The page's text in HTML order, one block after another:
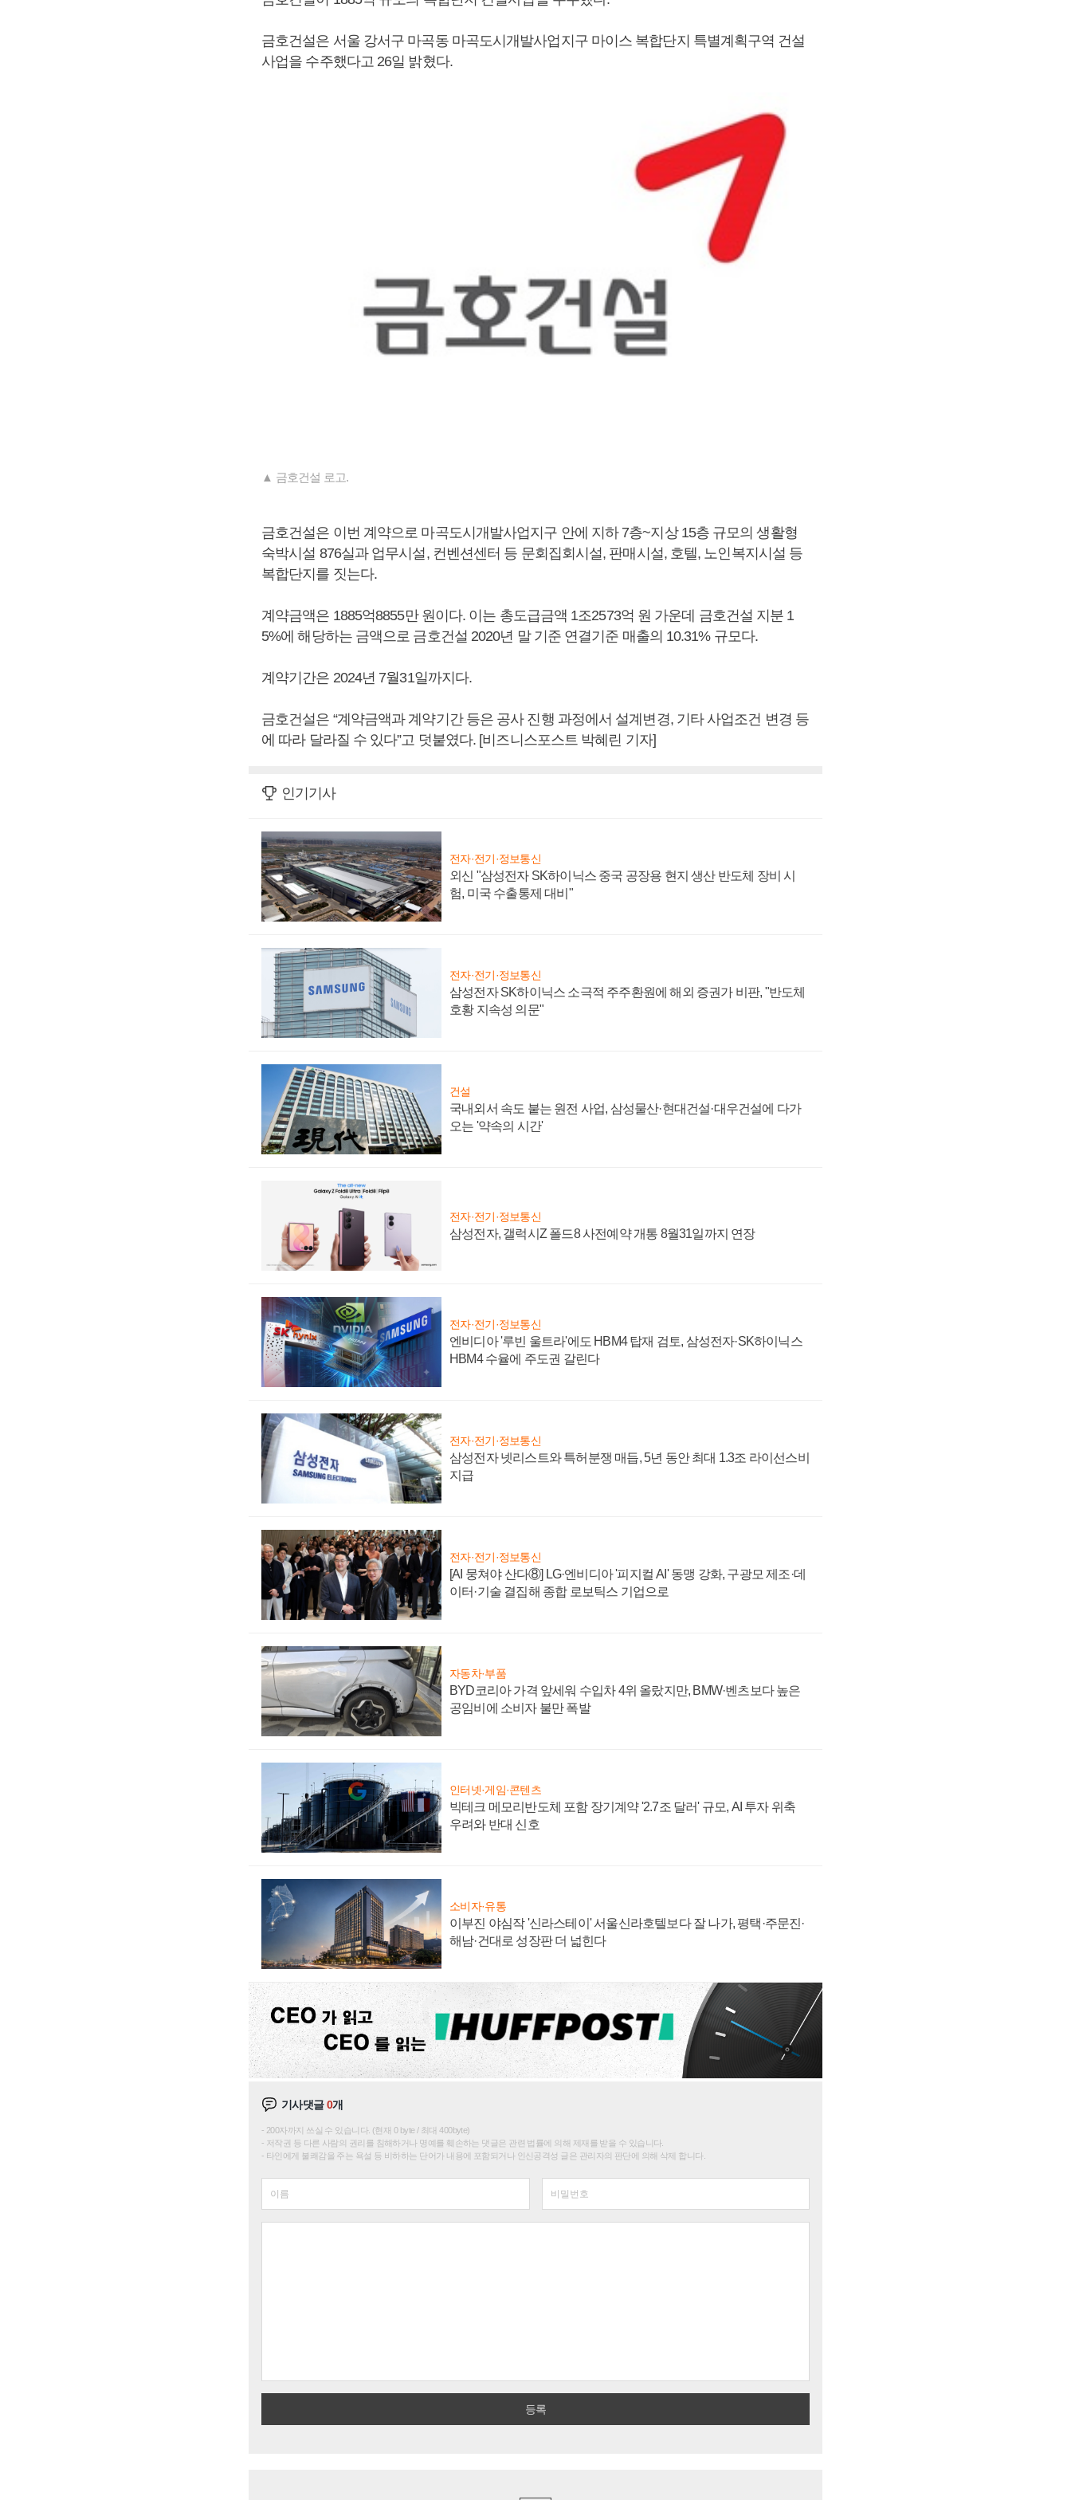
금호건설은 서울 강서구 마곡동 마곡도시개발사업지구 마이스 복합단지 특별계획구역 건설
사업을 수주했다고 26일 밝혔다.
▲ 금호건설 로고.
금호건설은 이번 계약으로 마곡도시개발사업지구 안에 지하 7층~지상 15층 규모의 생활형
숙박시설 876실과 업무시설, 컨벤션센터 등 문회집회시설, 판매시설, 호텔, 노인복지시설 등
복합단지를 짓는다.
계약금액은 1885억8855만 원이다. 이는 총도급금액 1조2573억 원 가운데 금호건설 지분 1
5%에 해당하는 금액으로 금호건설 2020년 말 기준 연결기준 매출의 10.31% 규모다.
계약기간은 2024년 7월31일까지다.
금호건설은 “계약금액과 계약기간 등은 공사 진행 과정에서 설계변경, 기타 사업조건 변경 등
에 따라 달라질 수 있다”고 덧붙였다. [비즈니스포스트 박혜린 기자]
인기기사
전자·전기·정보통신
외신 "삼성전자 SK하이닉스 중국 공장용 현지 생산 반도체 장비 시
험, 미국 수출통제 대비"
전자·전기·정보통신
삼성전자 SK하이닉스 소극적 주주환원에 해외 증권가 비판, "반도체
호황 지속성 의문"
건설
국내외서 속도 붙는 원전 사업, 삼성물산·현대건설·대우건설에 다가
오는 '약속의 시간'
전자·전기·정보통신
삼성전자, 갤럭시Z 폴드8 사전예약 개통 8월31일까지 연장
전자·전기·정보통신
엔비디아 '루빈 울트라'에도 HBM4 탑재 검토, 삼성전자·SK하이닉스
HBM4 수율에 주도권 갈린다
전자·전기·정보통신
삼성전자 넷리스트와 특허분쟁 매듭, 5년 동안 최대 1.3조 라이선스비
지급
전자·전기·정보통신
[AI 뭉쳐야 산다⑧] LG·엔비디아 '피지컬 AI' 동맹 강화, 구광모 제조·데
이터·기술 결집해 종합 로보틱스 기업으로
자동차·부품
BYD코리아 가격 앞세워 수입차 4위 올랐지만, BMW·벤츠보다 높은
공임비에 소비자 불만 폭발
인터넷·게임·콘텐츠
빅테크 메모리반도체 포함 장기계약 '2.7조 달러' 규모, AI 투자 위축
우려와 반대 신호
소비자·유통
이부진 야심작 '신라스테이' 서울신라호텔보다 잘 나가, 평택·주문진·
해남·건대로 성장판 더 넓힌다
기사댓글0개
200자까지 쓰실 수 있습니다. (현재 0 byte / 최대 400byte)
저작권 등 다른 사람의 권리를 침해하거나 명예를 훼손하는 댓글은 관련 법률에 의해 제재를 받을 수 있습니다.
타인에게 불쾌감을 주는 욕설 등 비하하는 단어가 내용에 포함되거나 인신공격성 글은 관리자의 판단에 의해 삭제 합니다.